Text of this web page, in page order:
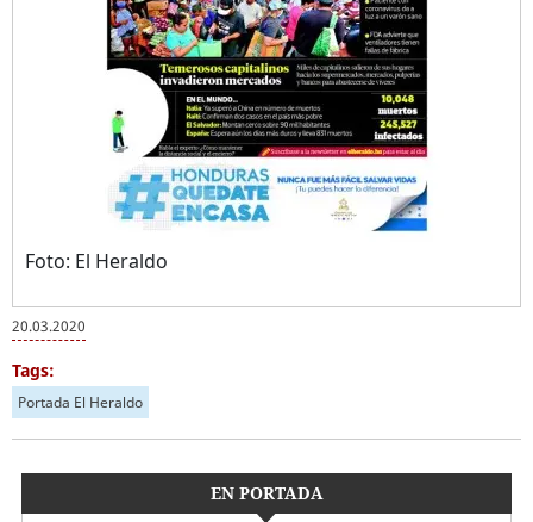
Foto: El Heraldo
20.03.2020
Tags:
Portada El Heraldo
EN PORTADA